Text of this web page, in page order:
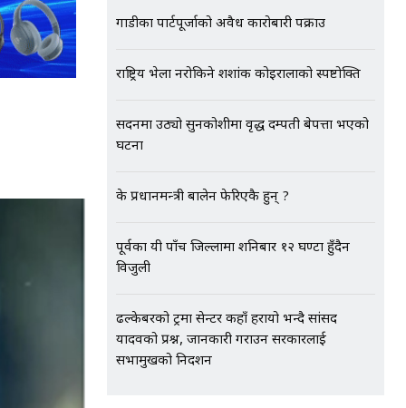
गाडीका पार्टपूर्जाको अवैध कारोबारी पक्राउ
राष्ट्रिय भेला नरोकिने शशांक कोइरालाको स्पष्टोक्ति
सदनमा उठ्यो सुनकोशीमा वृद्ध दम्पती बेपत्ता भएको
घटना
के प्रधानमन्त्री बालेन फेरिएकै हुन् ?
पूर्वका यी पाँच जिल्लामा शनिबार १२ घण्टा हुँदैन
विजुली
ढल्केबरको ट्रमा सेन्टर कहाँ हरायो भन्दै सांसद
यादवको प्रश्न, जानकारी गराउन सरकारलाई
सभामुखको निर्देशन